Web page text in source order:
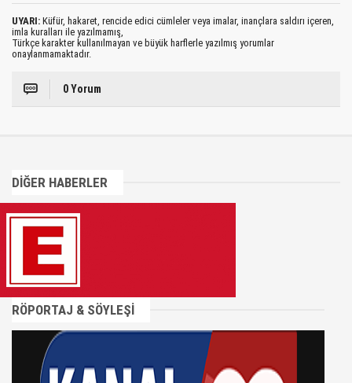
UYARI: Küfür, hakaret, rencide edici cümleler veya imalar, inançlara saldırı içeren,
imla kuralları ile yazılmamış,
Türkçe karakter kullanılmayan ve büyük harflerle yazılmış yorumlar
onaylanmamaktadır.
0 Yorum
DİĞER HABERLER
RÖPORTAJ & SÖYLEŞİ